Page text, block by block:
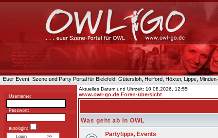
Euer Event, Szene und Party Portal für Bielefeld, Gütersloh, Herford, Höxter, Lippe,
Username:
Passwort:
autologin:
Aktuelles Datum und Uhrzeit: 10.08.2026, 12:55
www.owl-go.de Foren-übersicht
Was geht ab in OWL
Partytipps, Events